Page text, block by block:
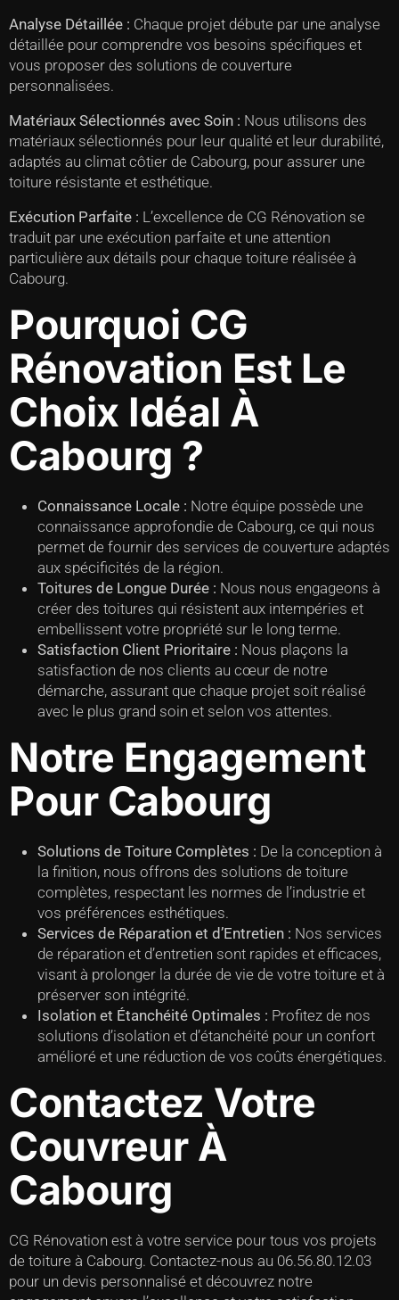
Analyse Détaillée : Chaque projet débute par une analyse
détaillée pour comprendre vos besoins spécifiques et
vous proposer des solutions de couverture
personnalisées.
Matériaux Sélectionnés avec Soin : Nous utilisons des
matériaux sélectionnés pour leur qualité et leur durabilité,
adaptés au climat côtier de Cabourg, pour assurer une
toiture résistante et esthétique.
Exécution Parfaite : L’excellence de CG Rénovation se
traduit par une exécution parfaite et une attention
particulière aux détails pour chaque toiture réalisée à
Cabourg.
Pourquoi CG
Rénovation Est Le
Choix Idéal À
Cabourg ?
Connaissance Locale : Notre équipe possède une
connaissance approfondie de Cabourg, ce qui nous
permet de fournir des services de couverture adaptés
aux spécificités de la région.
Toitures de Longue Durée : Nous nous engageons à
créer des toitures qui résistent aux intempéries et
embellissent votre propriété sur le long terme.
Satisfaction Client Prioritaire : Nous plaçons la
satisfaction de nos clients au cœur de notre
démarche, assurant que chaque projet soit réalisé
avec le plus grand soin et selon vos attentes.
Notre Engagement
Pour Cabourg
Solutions de Toiture Complètes : De la conception à
la finition, nous offrons des solutions de toiture
complètes, respectant les normes de l’industrie et
vos préférences esthétiques.
Services de Réparation et d’Entretien : Nos services
de réparation et d’entretien sont rapides et efficaces,
visant à prolonger la durée de vie de votre toiture et à
préserver son intégrité.
Isolation et Étanchéité Optimales : Profitez de nos
solutions d’isolation et d’étanchéité pour un confort
amélioré et une réduction de vos coûts énergétiques.
Contactez Votre
Couvreur À
Cabourg
CG Rénovation est à votre service pour tous vos projets
de toiture à Cabourg. Contactez-nous au 06.56.80.12.03
pour un devis personnalisé et découvrez notre